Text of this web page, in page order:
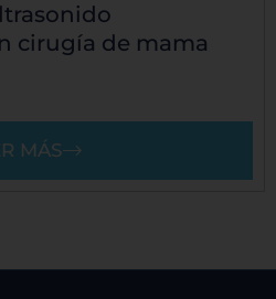
cirugía de mama
MÁS